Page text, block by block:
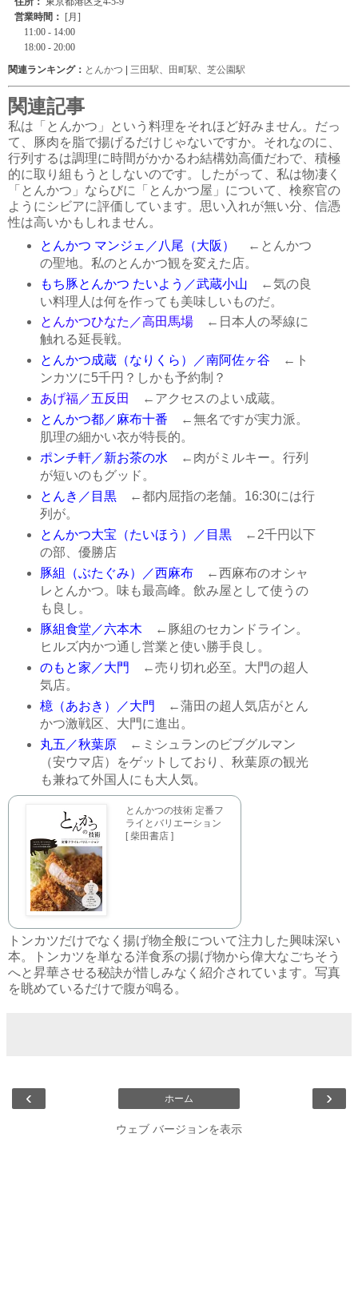
関連ランキング： とんかつ | 三田駅 田町駅 芝公園駅
関連記事
私は「とんかつ」という料理をそれほど好みません。だっ
て、豚肉を脂で揚げるだけじゃないですか。それなのに、
行列するは調理に時間がかかるわ結構効高価だわで、積極
的に取り組もうとしないのです。したがって、私は物凄く
「とんかつ」ならびに「とんかつ屋」について、検察官の
ようにシビアに評価しています。思い入れが無い分、信憑
性は高いかもしれません。
とんかつ マンジェ／八尾（大阪）
←とんかつ
の聖地。私のとんかつ観を変えた店。
もち豚とんかつ たいよう／武蔵小山 ←気の良
い料理人は何を作っても美味しいものだ。
とんかつひなた／高田馬場←日本人の琴線に
触れる延長戦。
とんかつ成蔵（なりくら）／南阿佐ヶ谷 ←ト
ンカツに5千円？しかも予約制？
あげ福／五反田
←アクセスのよい成蔵。
とんかつ都／麻布十番 ←無名ですが実力派。
肌理の細かい衣が特長的。
ポンチ軒／新お茶の水 ←肉がミルキー。行列
が短いのもグッド。
とんき／目黒←都内屈指の老舗。16:30には行
列が。
とんかつ大宝（たいほう）／目黒←2千円以下
の部、優勝店
豚組（ぶたぐみ）／西麻布←西麻布のオシャ
レとんかつ。味も最高峰。飲み屋として使うの
も良し。
豚組食堂／六本木 ←豚組のセカンドライン。
ヒルズ内かつ通し営業と使い勝手良し。
のもと家／大門 ←売り切れ必至。大門の超人
気店。
檍（あおき）／大門 ←蒲田の超人気店がとん
かつ激戦区、大門に進出。
丸五／秋葉原←ミシュランのビブグルマン
（安ウマ店）をゲットしており、秋葉原の観光
も兼ねて外国人にも大人気。
とんかつの技術 定番フ
ライとバリエーション
[ 柴田書店 ]
トンカツだけでなく揚げ物全般について注力した興味深い
本。トンカツを単なる洋食系の揚げ物から偉大なごちそう
へと昇華させる秘訣が惜しみなく紹介されています。写真
を眺めているだけで腹が鳴る。
‹ ›
ホーム
ウェブ バージョンを表示